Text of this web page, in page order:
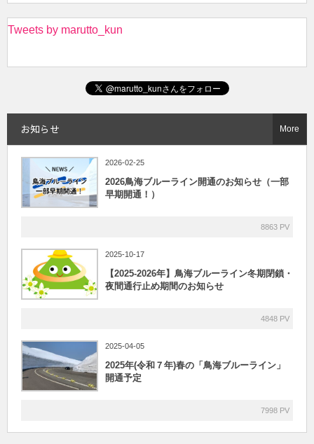
Tweets by marutto_kun
お知らせ
2026-02-25
2026鳥海ブルーライン開通のお知らせ（一部
早期開通！）
8863 PV
2025-10-17
【2025-2026年】鳥海ブルーライン冬期閉鎖・
夜間通行止め期間のお知らせ
4848 PV
2025-04-05
2025年(令和７年)春の「鳥海ブルーライン」
開通予定
7998 PV
More